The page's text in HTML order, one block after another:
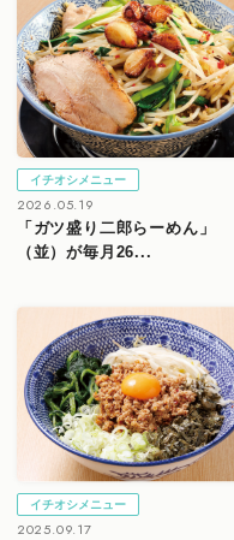
イチオシメニュー
2026.05.19
「ガツ盛り二郎らーめん」
（並）が毎月26...
イチオシメニュー
2025.09.17